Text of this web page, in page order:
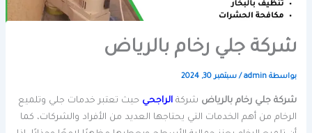
شركة جلي رخام بالرياض
بواسطة admin
/سبتمبر 30, 2024
شركة جلي رخام بالرياض شركةالراجحي حيث تعتبر خدمات جلي وتلميع
الرخام من أهم الخدمات التي يحتاجها العديد من الأفراد والشركات، كما